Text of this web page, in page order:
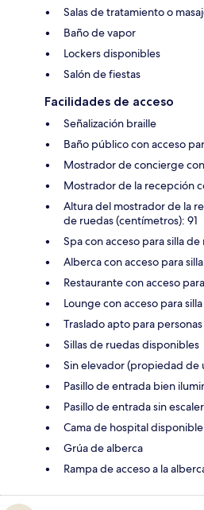
Salas de tratamiento o
Baño de vapor
Lockers disponibles
Salón de fiestas
Facilidades de acceso
Señalización braille
Baño público con acceso
Mostrador de concierge
Mostrador de la recepción
Altura del mostrador de la
de ruedas (centímetros): 91
Spa con acceso para silla de
Alberca con acceso para
Restaurante con acceso
Lounge con acceso para
Traslado apto para
Sillas de ruedas disponibles
Sin elevador (propiedad de
Pasillo de entrada bien
Pasillo de entrada sin
Cama de hospital disponible
Grúa de alberca
Rampa de acceso a la